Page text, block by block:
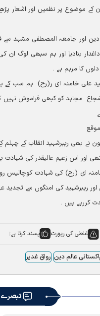
موضوع پر نظمیں اور اشعار پڑھے
دین اور جامعہ المصطفی مشہد
بنادیا اور ہم سبھی لوگ ان
کا مرہم ہے ۔
سید علی خامنہ ای ر(رح) ہم سب
مجاہد کو کبھی فراموش نہيں
نے بھی رہبرشہید انقلاب کے
اور اس زعیم عالیقدر کی شہادت
ای (رح) کی شہادت کوچالیس
رہبرشہید کی امنگوں سے تجدید
کررہے ہیں ۔
غلطی کی رپورٹ پسند کرتا ہے:
عالم دین رواق غدیر
تبصرے